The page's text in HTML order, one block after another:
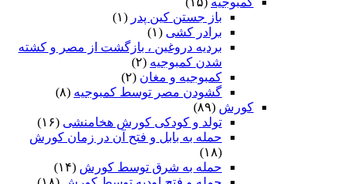
باز جستن کین پدر (۱)
برادر کشی (۱)
بردیه دروغین ، بازگشت از مصر و کشته
شدن کمبوجیه (۲)
کمبوجیه و مغان (۲)
گشودن مصر توسط کمبوجیه (۸)
کورش (۸۹)
تولد و کودکی کورش هخامنشی (۱۶)
حمله به بابل و فتح آن در زمان کورش
(۱۸)
حمله به شرق توسط کورش (۱۴)